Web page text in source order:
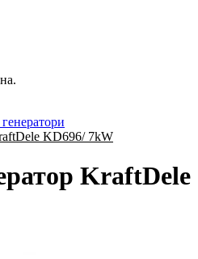
KD696/ 7kW
KraftDele